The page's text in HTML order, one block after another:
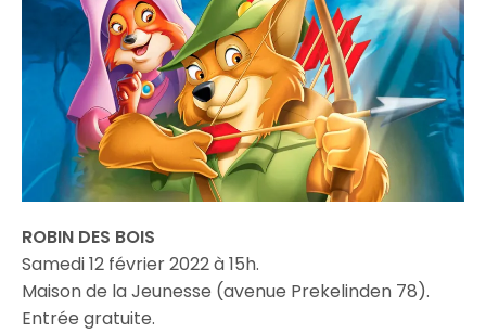
ROBIN DES BOIS
Samedi 12 février 2022 à 15h.
Maison de la Jeunesse (avenue Prekelinden 78).
Entrée gratuite.